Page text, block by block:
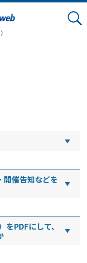
問い合わせフォーム
・祝日を除く）
開催告知などを
宛てにFAXでお送
連絡いたしませ
PDFにして、